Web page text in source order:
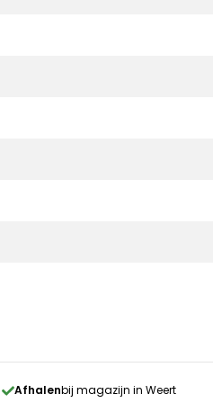
Afhalenbij magazijn in Weert